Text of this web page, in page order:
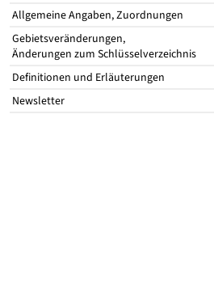
Allgemeine Angaben, Zuordnungen
Gebietsveränderungen,
Änderungen zum Schlüsselverzeichnis
Definitionen und Erläuterungen
Newsletter